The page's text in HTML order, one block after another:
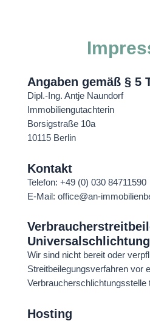
Angaben gemäß § 5
Dipl.-Ing. Antje Naundorf
Immobiliengutachterin
Borsigstraße 10a
10115 Berlin
Kontakt
Telefon: +49 (0) 030 84711590
E-Mail: office@an-
Wir sind nicht bereit oder
Streitbeilegungsverfahren vor
Verbraucherschlichtungsstelle
Hosting